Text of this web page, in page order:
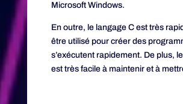
Microsoft Windows.
En outre, le langage C est très
être utilisé pour créer des
s’exécutent rapidement. De plus,
est très facile à maintenir et à